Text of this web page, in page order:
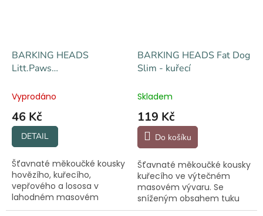
BARKING HEADS
Litt.Paws
Vyprodáno
46 Kč
DETAIL
Šťavnaté měkoučké kousky
hovězího, kuřecího,
vepřového a lososa v
lahodném masovém
vývaru. Pro chlupáče
BARKING HEADS Fat Dog
Slim - kuřecí
Skladem
119 Kč
Do košíku
Šťavnaté měkoučké kousky
kuřecího ve výtečném
masovém vývaru. Se
sníženým obsahem tuku
vhodné pro všechny psí